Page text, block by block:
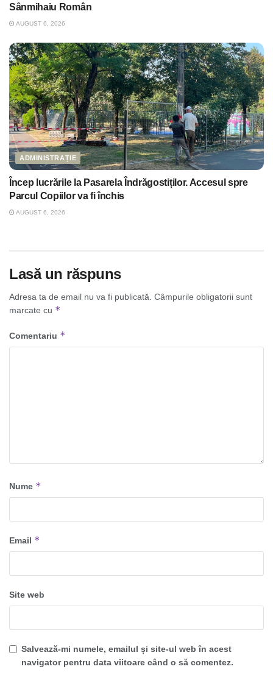
Sânmihaiu Român
AUGUST 6, 2026
ADMINISTRAȚIE
Încep lucrările la Pasarela Îndrăgostiților. Accesul spre
Parcul Copiilor va fi închis
AUGUST 6, 2026
Lasă un răspuns
Adresa ta de email nu va fi publicată. Câmpurile obligatorii sunt
marcate cu *
Comentariu *
Nume *
Email *
Site web
Salvează-mi numele, emailul și site-ul web în acest
navigator pentru data viitoare când o să comentez.